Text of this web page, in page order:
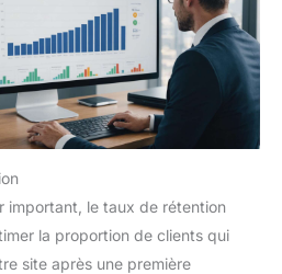
important, le taux de rétention
la proportion de clients qui
site après une première